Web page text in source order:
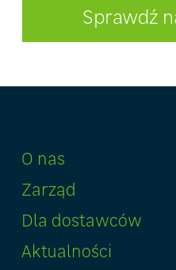
Sprawdź
O nas
Zarząd
Dla dostawców
Aktualności